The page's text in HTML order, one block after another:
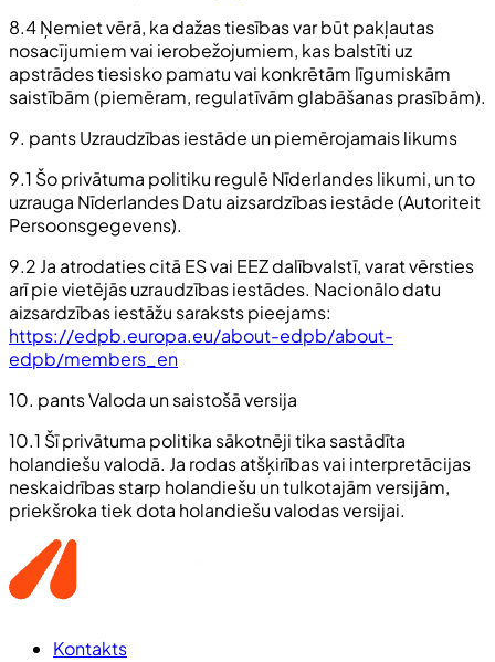
8.4 Ņemiet vērā, ka dažas tiesības var būt pakļautas
nosacījumiem vai ierobežojumiem, kas balstīti uz
apstrādes tiesisko pamatu vai konkrētām līgumiskām
saistībām (piemēram, regulatīvām glabāšanas prasībām).
9. pants Uzraudzības iestāde un piemērojamais likums
9.1 Šo privātuma politiku regulē Nīderlandes likumi, un to
uzrauga Nīderlandes Datu aizsardzības iestāde (Autoriteit
Persoonsgegevens).
9.2 Ja atrodaties citā ES vai EEZ dalībvalstī, varat vērsties
arī pie vietējās uzraudzības iestādes. Nacionālo datu
aizsardzības iestāžu saraksts pieejams:
https://edpb.europa.eu/about-edpb/about-
edpb/members_en
10. pants Valoda un saistošā versija
10.1 Šī privātuma politika sākotnēji tika sastādīta
holandiešu valodā. Ja rodas atšķirības vai interpretācijas
neskaidrības starp holandiešu un tulkotajām versijām,
priekšroka tiek dota holandiešu valodas versijai.
Kontakts